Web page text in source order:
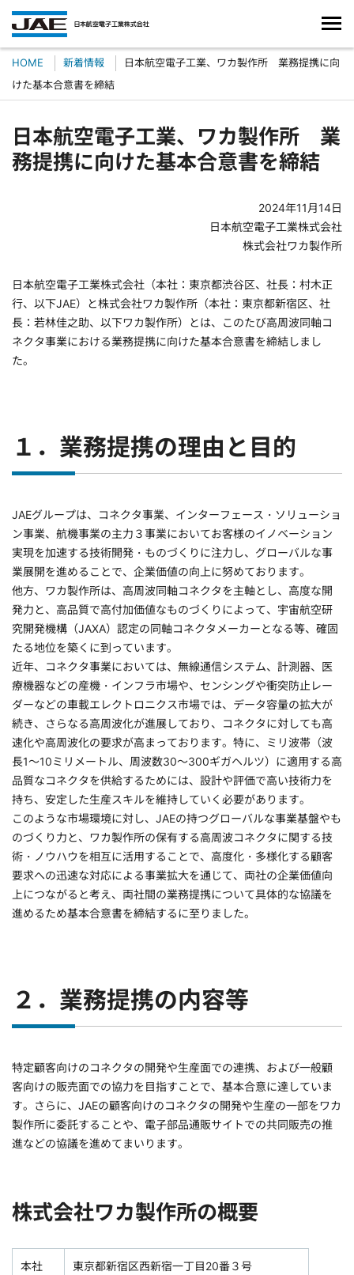
HOME 新着情報
日本航空電子工業、ワカ製作所 業務提携に向
けた基本合意書を締結
日本航空電子工業、ワカ製作所 業
務提携に向けた基本合意書を締結
2024年11月14日
日本航空電子工業株式会社
株式会社ワカ製作所
日本航空電子工業株式会社（本社：東京都渋谷区、社長：村木正
行、以下JAE）と株式会社ワカ製作所（本社：東京都新宿区、社
長：若林佳之助、以下ワカ製作所）とは、このたび高周波同軸コ
ネクタ事業における業務提携に向けた基本合意書を締結しまし
た。
１．業務提携の理由と目的
JAEグループは、コネクタ事業、インターフェース・ソリューショ
ン事業、航機事業の主力３事業においてお客様のイノベーション
実現を加速する技術開発・ものづくりに注力し、グローバルな事
業展開を進めることで、企業価値の向上に努めております。
他方、ワカ製作所は、高周波同軸コネクタを主軸とし、高度な開
発力と、高品質で高付加価値なものづくりによって、宇宙航空研
究開発機構（JAXA）認定の同軸コネクタメーカーとなる等、確固
たる地位を築くに到っています。
近年、コネクタ事業においては、無線通信システム、計測器、医
療機器などの産機・インフラ市場や、センシングや衝突防止レー
ダーなどの車載エレクトロニクス市場では、データ容量の拡大が
続き、さらなる高周波化が進展しており、コネクタに対しても高
速化や高周波化の要求が高まっております。特に、ミリ波帯（波
長1～10ミリメートル、周波数30～300ギガヘルツ）に適用する高
品質なコネクタを供給するためには、設計や評価で高い技術力を
持ち、安定した生産スキルを維持していく必要があります。
このような市場環境に対し、JAEの持つグローバルな事業基盤やも
のづくり力と、ワカ製作所の保有する高周波コネクタに関する技
術・ノウハウを相互に活用することで、高度化・多様化する顧客
要求への迅速な対応による事業拡大を通じて、両社の企業価値向
上につながると考え、両社間の業務提携について具体的な協議を
進めるため基本合意書を締結するに至りました。
２．業務提携の内容等
特定顧客向けのコネクタの開発や生産面での連携、および一般顧
客向けの販売面での協力を目指すことで、基本合意に達していま
す。さらに、JAEの顧客向けのコネクタの開発や生産の一部をワカ
製作所に委託することや、電子部品通販サイトでの共同販売の推
進などの協議を進めてまいります。
株式会社ワカ製作所の概要
本社 東京都新宿区西新宿一丁目20番３号